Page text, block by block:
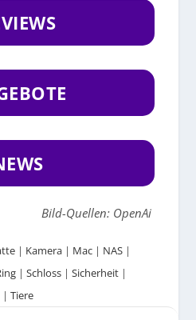
Bild-Quellen: OpenAi
| Kamera | Mac | NAS |
|Schloss |Sicherheit |
|Tiere